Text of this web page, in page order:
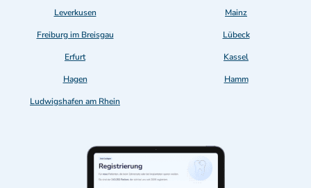
Leverkusen
Mainz
Freiburg im Breisgau
Lübeck
Erfurt
Kassel
Hagen
Hamm
Ludwigshafen am Rhein